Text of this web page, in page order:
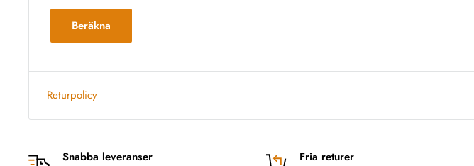
Beräkna
Returpolicy
Snabba leveranser
Fria returer